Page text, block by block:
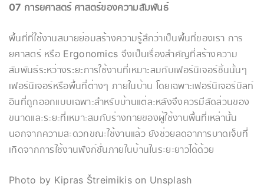
07 การยศาสตร์ ศาสตร์ของความสัมพันธ์
พื้นที่ที่ใช้งานสบายย่อมสร้างความรู้สึกว่าเป็นพื้นที่ของเรา การ
ยศาสตร์ หรือ Ergonomics จึงเป็นเรื่องสำคัญที่สร้างความ
สัมพันธ์ระหว่างระยะการใช้งานที่เหมาะสมกับเฟอร์นิเจอร์ชิ้นนั้นๆ
เฟอร์นิเจอร์หรือพื้นที่ต่างๆ ภายในบ้าน โดยเฉพาะเฟอร์นิเจอร์บิลท์
อินที่ถูกออกแบบเฉพาะสำหรับบ้านแต่ละหลังจึงควรมีสัดส่วนของ
ขนาดและระยะที่เหมาะสมกับร่างกายของผู้ใช้งานพื้นที่เหล่านั้น
นอกจากความสะดวกขณะใช้งานแล้ว ยังช่วยลดอาการบาดเจ็บที่
เกิดจากการใช้งานฟังก์ชั่นภายในบ้านในระยะยาวได้ด้วย
Photo by Kipras Štreimikis on Unsplash